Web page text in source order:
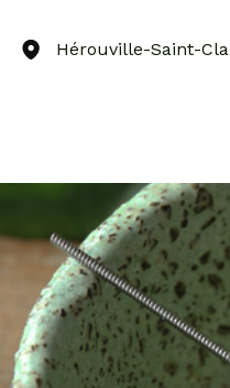
Hérouville-Saint-